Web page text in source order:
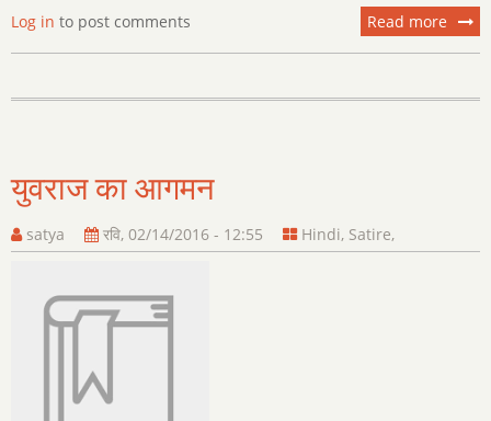
Read more about
Log in to post comments
युवराज का आगमन
satya रवि, 02/14/2016 - 12:55 Hindi, Satire,